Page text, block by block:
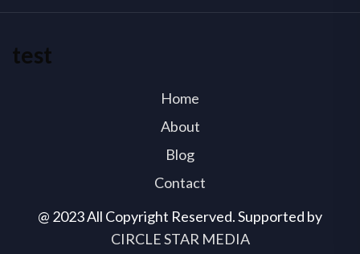
@ 2023 All Copyright Reserved. Supported by
CIRCLE STAR MEDIA
test
Home
About
Blog
Contact